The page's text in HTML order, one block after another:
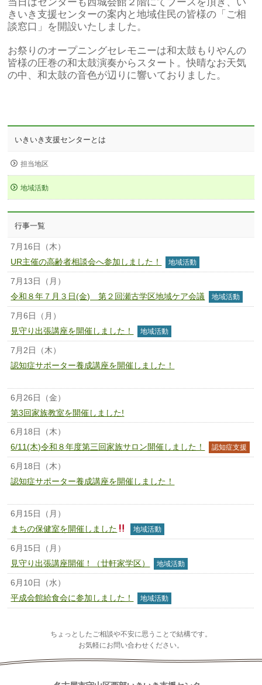
きいき支援センターの案内と地域住民の皆様の「ご相
談窓口」を開設いたしました。
お祭りのオープニングセレモニーは和太鼓もりやんの
皆様の圧巻の和太鼓演奏からスタート。快晴なお天気
の中、和太鼓の音色が辺りに響いておりました。
いきいき支援センターとは
担当地区
地域活動
行事一覧
7月16日（木）
UR主催の高齢者相談会へ参加しました！
地域活動
7月13日（月）
令和８年７月３日(金) 第２回瀬古学区地域ケア会議
地域活動
7月6日（月）
見守り出張講座を開催しました！
地域活動
7月2日（木）
認知症サポーター養成講座を開催しました！
6月26日（金）
第3回家族教室を開催しました!
6月18日（木）
6/11(木)令和８年度第三回家族サロン開催しました！
認知症支援
6月18日（木）
認知症サポーター養成講座を開催しました！
6月15日（月）
まちの保健室を開催しました
地域活動
6月15日（月）
見守り出張講座開催！（廿軒家学区）
地域活動
6月10日（水）
平成会館給食会に参加しました！
地域活動
ちょっとしたご相談や不安に思うことで結構です。
お気軽にお問い合わせください。